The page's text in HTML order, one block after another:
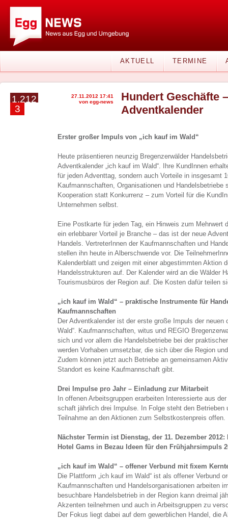
AKTUELL TERMINE
1.212
3
27.11.2012 17:41
von egg-news
Hundert Geschäfte
Adventkalender
Erster großer Impuls von „ich kauf im Wald“
Heute präsentieren neunzig Bregenzerwälder
Adventkalender „ich kauf im Wald“. Ihre KundInnen
für jeden Adventtag, sondern auch Vorteile in insgesamt
Kaufmannschaften, Organisationen und Handelsbetriebe
Kooperation statt Konkurrenz – zum Vorteil für die
Unternehmen selbst.
Eine Postkarte für jeden Tag, ein Hinweis zum Mehrwert
ein erlebbarer Vorteil je Branche – das ist der neue
Handels. VertreterInnen der Kaufmannschaften und
stellen ihn heute in Alberschwende vor. Die
Kalenderblatt und zeigen mit einer abgestimmten Aktion
Handelsstrukturen auf. Der Kalender wird an die Wälder
Tourismusbüros der Region auf. Die Kosten dafür teilen
„ich kauf im Wald“ – praktische Instrumente für
Kaufmannschaften
Der Adventkalender ist der erste große Impuls der neuen
Wald“. Kaufmannschaften, witus und REGIO
sich und vor allem die Handelsbetriebe bei der
werden Vorhaben umsetzbar, die sich über die Region
Zudem können jetzt auch Betriebe an gemeinsamen
Standort es keine Kaufmannschaft gibt.
Drei Impulse pro Jahr – Einladung zur Mitarbeit
In offenen Arbeitsgruppen erarbeiten Interessierte aus
schaft jährlich drei Impulse. In Folge steht den Betrieben
Teilnahme an den Aktionen zum Selbstkostenpreis offen.
Nächster Termin ist Dienstag, der 11. Dezember
Hotel Gams in Bezau Ideen für den Frühjahrsimpuls
„ich kauf im Wald“ – offener Verbund mit fixem
Die Plattform „ich kauf im Wald“ ist als offener Verbund
Kaufmannschaften und Handelsorganisationen arbeiten
besuchbare Handelsbetrieb in der Region kann dreimal
Akzenten teilnehmen und auch in Arbeitsgruppen zu
Der Fokus liegt dabei auf dem gewerblichen Handel, die